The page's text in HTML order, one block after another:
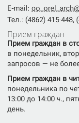
E-mail:
Тел.: (4862) 415-448,
Прием граждан
Прием граждан в
в понедельник,
запросов — не
Прием граждан в
понедельника по
13:00 до 14:00 ч.,
день.